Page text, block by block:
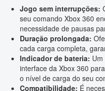
Jogo sem interrupções:
seu comando Xbox 360
necessidade de pausas
Duração prolongada:
cada carga completa,
Indicador de bateria:
interface da Xbox 360
o nível de carga do seu
Compatibilidade: É